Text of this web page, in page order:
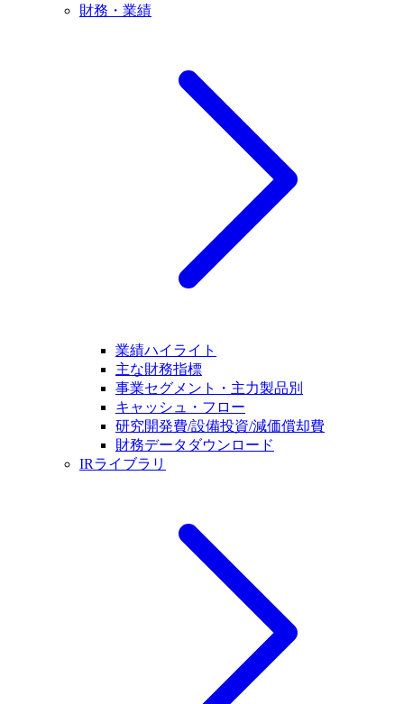
財務・業績
業績ハイライト
主な財務指標
事業セグメント・主力製品別
キャッシュ・フロー
研究開発費/設備投資/減価償却費
財務データダウンロード
IRライブラリ